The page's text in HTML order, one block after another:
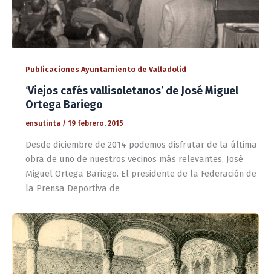
Publicaciones Ayuntamiento de Valladolid
‘Viejos cafés vallisoletanos’ de José Miguel
Ortega Bariego
ensutinta / 19 febrero, 2015
Desde diciembre de 2014 podemos disfrutar de la última
obra de uno de nuestros vecinos más relevantes, José
Miguel Ortega Bariego. El presidente de la Federación de
la Prensa Deportiva de